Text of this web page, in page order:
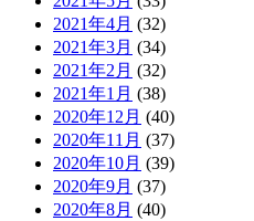
2021年4月 (32)
2021年3月 (34)
2021年2月 (32)
2021年1月 (38)
2020年12月 (40)
2020年11月 (37)
2020年10月 (39)
2020年9月 (37)
2020年8月 (40)